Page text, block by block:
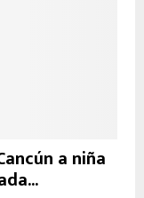
a niña